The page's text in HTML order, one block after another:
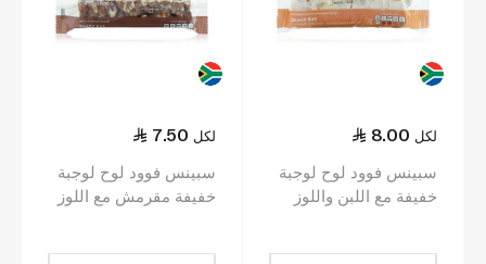
8.00 لكل
سبينس فوود لوح لوجبة
خفيفة مع اللبن واللوز
7.50 لكل
سبينس فوود لوح لوجبة
خفيفة مقرمش مع اللوز